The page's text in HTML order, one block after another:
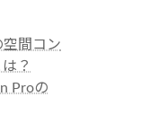
間コン
？
Proの